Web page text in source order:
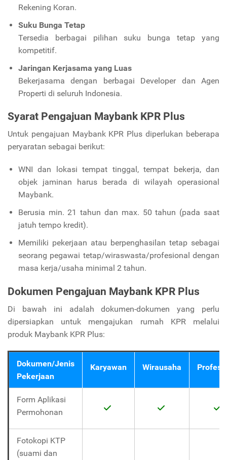
Rekening Koran.
Suku Bunga Tetap
Tersedia berbagai pilihan suku bunga tetap yang
kompetitif.
Jaringan Kerjasama yang Luas
Bekerjasama dengan berbagai Developer dan Agen
Properti di seluruh Indonesia.
Syarat Pengajuan Maybank KPR Plus
Untuk pengajuan Maybank KPR Plus diperlukan beberapa
peryaratan sebagai berikut:
WNI dan lokasi tempat tinggal, tempat bekerja, dan
objek jaminan harus berada di wilayah operasional
Maybank.
Berusia min. 21 tahun dan max. 50 tahun (pada saat
jatuh tempo kredit).
Memiliki pekerjaan atau berpenghasilan tetap sebagai
seorang pegawai tetap/wiraswasta/profesional dengan
masa kerja/usaha minimal 2 tahun.
Dokumen Pengajuan Maybank KPR Plus
Di bawah ini adalah dokumen-dokumen yang perlu
dipersiapkan untuk mengajukan rumah KPR melalui
produk Maybank KPR Plus:
Dokumen/Jenis
Pekerjaan
Karyawan Wirausaha
Form Aplikasi
Permohonan
Fotokopi KTP
(suami dan